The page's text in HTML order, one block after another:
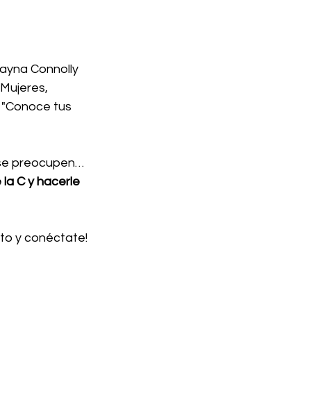
Connolly
tus
preocupen…
C y hacerle
y conéctate!